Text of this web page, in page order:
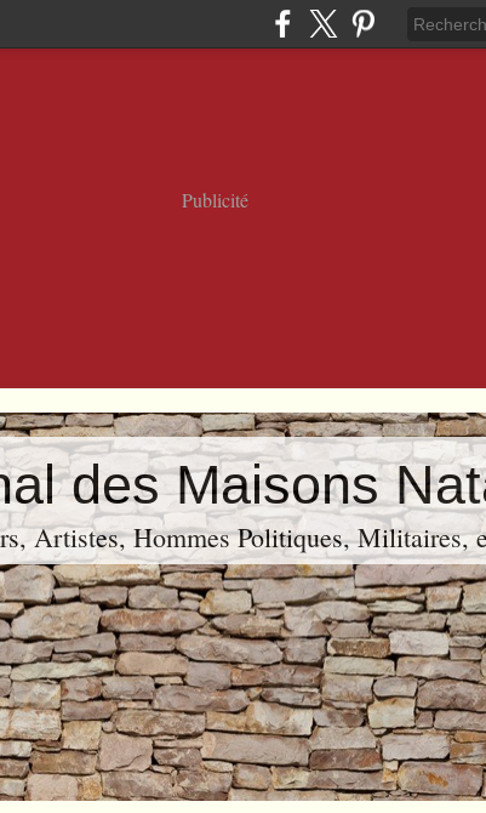
Publicité
des Maisons
Artistes, Hommes Politiques, Militaires,